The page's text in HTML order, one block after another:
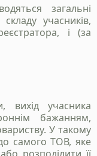
загальні
учасників,
і (за
вихід учасника
бажанням,
У такому
самого ТОВ, яке
з вами